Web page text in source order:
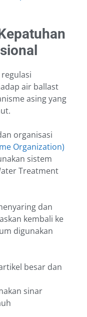
air ballast
asing yang
organisasi
Organization)
sistem
Treatment
dan
kembali ke
digunakan
besar dan
sinar